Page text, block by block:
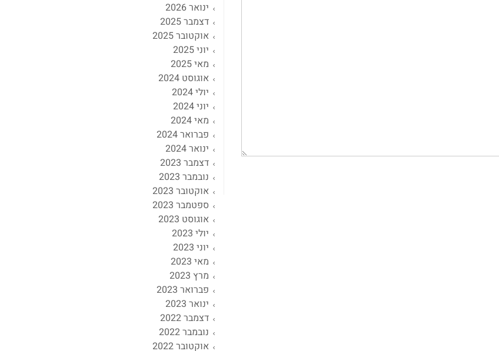
ינואר 2026
דצמבר 2025
אוקטובר 2025
יוני 2025
מאי 2025
אוגוסט 2024
יולי 2024
יוני 2024
מאי 2024
פברואר 2024
ינואר 2024
דצמבר 2023
נובמבר 2023
אוקטובר 2023
ספטמבר 2023
אוגוסט 2023
יולי 2023
יוני 2023
מאי 2023
מרץ 2023
פברואר 2023
ינואר 2023
דצמבר 2022
נובמבר 2022
אוקטובר 2022